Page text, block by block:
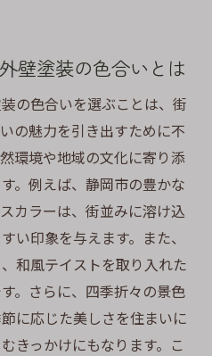
両立するデザインの秘訣
想の住まいの作り方
保つための塗装技術
ごせる住まいの実現方法
壁塗装の選択と計画
壁塗装の色合いとは
の色合いを選ぶことは、街
の魅力を引き出すために不
環境や地域の文化に寄り添
。例えば、静岡市の豊かな
カラーは、街並みに溶け込
い印象を与えます。また、
和風テイストを取り入れた
。さらに、四季折々の景色
に応じた美しさを住まいに
きっかけにもなります。こ